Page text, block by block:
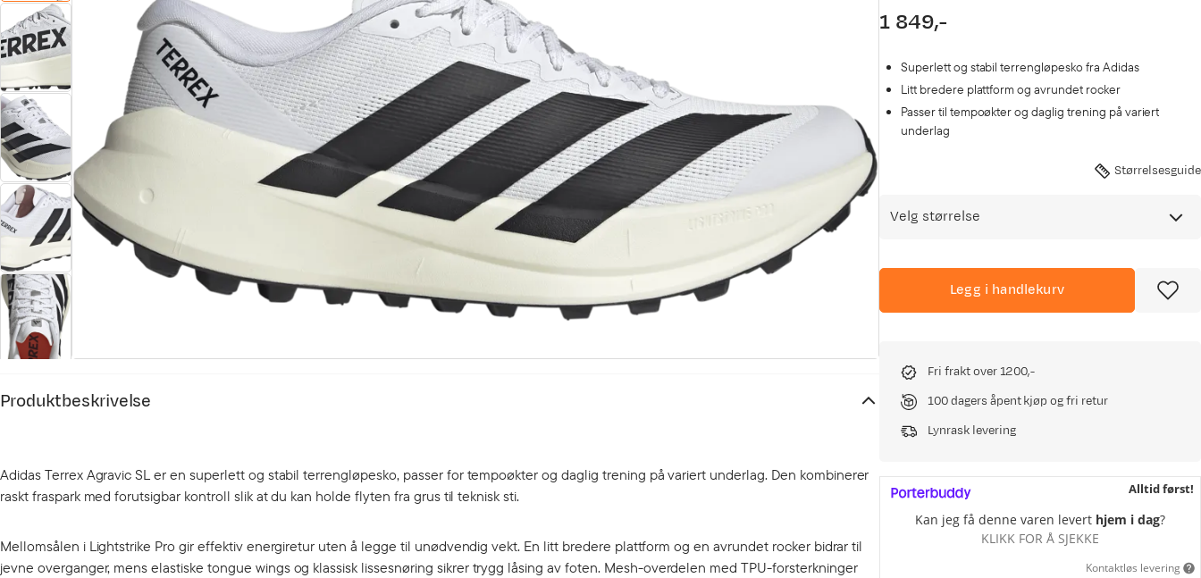
Produktbeskrivelse
Adidas Terrex Agravic SL er en superlett og stabil terrengløpesko, passer for tempoøkter og daglig trening på variert underlag. Den kombinerer
raskt fraspark med forutsigbar kontroll slik at du kan holde flyten fra grus til teknisk sti.
Mellomsålen i Lightstrike Pro gir effektiv energiretur uten å legge til unødvendig vekt. En litt bredere plattform og en avrundet rocker bidrar til
jevne overganger, mens elastiske tongue wings og klassisk lissesnøring sikrer trygg låsing av foten. Mesh-overdelen med TPU-forsterkninger
price
1 849,-
Superlett og stabil terrengløpesko fra Adidas
Litt bredere plattform og avrundet rocker
Passer til tempoøkter og daglig trening på variert
underlag
Størrelsesguide
Velg størrelse
Legg i handlekurv
Fri frakt over 1200,-
100 dagers åpent kjøp og fri retur
Lynrask levering
Alltid først!
Kan jeg få denne varen levert hjem i dag?
KLIKK FOR Å SJEKKE
Kontaktløs levering